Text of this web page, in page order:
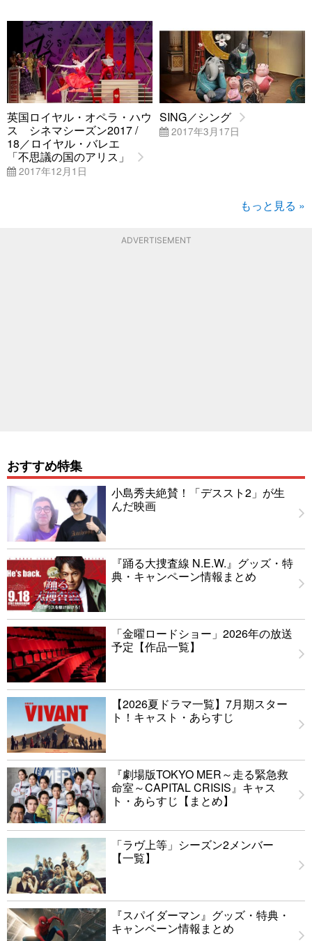
英国ロイヤル・オペラ・ハウ
ス シネマシーズン2017 /
18／ロイヤル・バレエ
「不思議の国のアリス」
2017年12月1日
SING／シング
2017年3月17日
もっと見る »
ADVERTISEMENT
おすすめ特集
小島秀夫絶賛！「デススト2」が生
んだ映画
『踊る大捜査線 N.E.W.』グッズ・特
典・キャンペーン情報まとめ
「金曜ロードショー」2026年の放送
予定【作品一覧】
【2026夏ドラマ一覧】7月期スター
ト！キャスト・あらすじ
『劇場版TOKYO MER～走る緊急救
命室～CAPITAL CRISIS』キャス
ト・あらすじ【まとめ】
「ラヴ上等」シーズン2メンバー
【一覧】
『スパイダーマン』グッズ・特典・
キャンペーン情報まとめ